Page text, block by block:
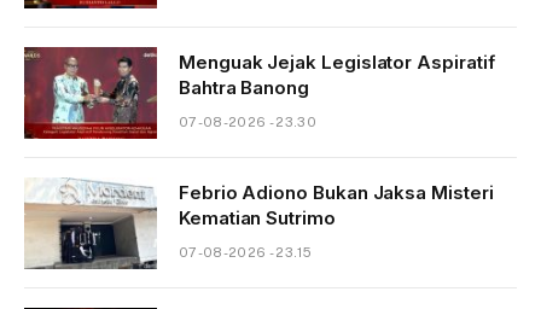
Menguak Jejak Legislator Aspiratif
Bahtra Banong
07-08-2026 - 23.30
Febrio Adiono Bukan Jaksa Misteri
Kematian Sutrimo
07-08-2026 - 23.15